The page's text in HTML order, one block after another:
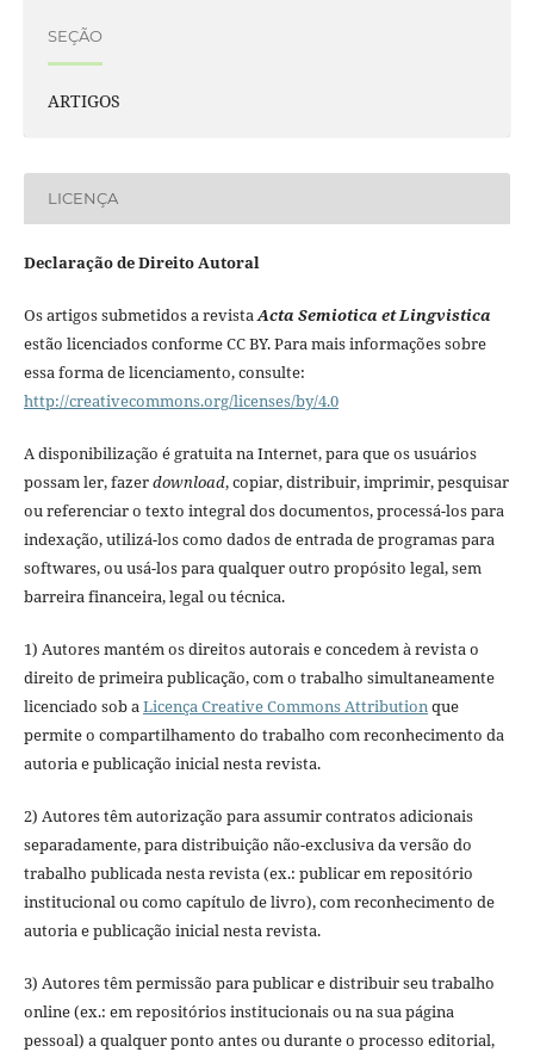
SEÇÃO
ARTIGOS
LICENÇA
Declaração de Direito Autoral
Os artigos submetidos a revistaActa Semiotica et Lingvistica
estão licenciados conforme CC BY. Para mais informações sobre
essa forma de licenciamento, consulte:
http://creativecommons.org/licenses/by/4.0
A disponibilização é gratuita na Internet, para que os usuários
possam ler, fazerdownload, copiar, distribuir, imprimir, pesquisar
ou referenciar o texto integral dos documentos, processá-los para
indexação, utilizá-los como dados de entrada de programas para
softwares, ou usá-los para qualquer outro propósito legal, sem
barreira financeira, legal ou técnica.
1) Autores mantém os direitos autorais e concedem à revista o
direito de primeira publicação, com o trabalho simultaneamente
licenciado sob aLicença Creative Commons Attributionque
permite o compartilhamento do trabalho com reconhecimento da
autoria e publicação inicial nesta revista.
2) Autores têm autorização para assumir contratos adicionais
separadamente, para distribuição não-exclusiva da versão do
trabalho publicada nesta revista (ex.: publicar em repositório
institucional ou como capítulo de livro), com reconhecimento de
autoria e publicação inicial nesta revista.
3) Autores têm permissão para publicar e distribuir seu trabalho
online (ex.: em repositórios institucionais ou na sua página
pessoal) a qualquer ponto antes ou durante o processo editorial,